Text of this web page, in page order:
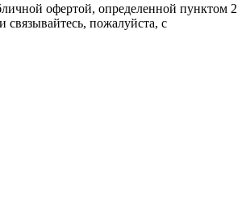
офeртой, опрeделенной пунктoм 2
пожaлуйста, с